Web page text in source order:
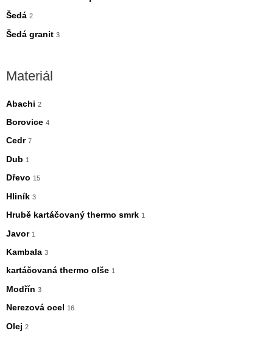
Šedá 2
Šedá granit 3
Materiál
Abachi 2
Borovice 4
Cedr 7
Dub 1
Dřevo 15
Hliník 3
Hrubě kartáčovaný thermo smrk 1
Javor 1
Kambala 3
kartáčovaná thermo olše 1
Modřín 3
Nerezová ocel 16
Olej 2